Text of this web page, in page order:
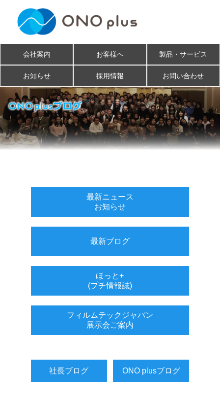
会社案内 お客様へ 製品・サービス
お知らせ 採用情報 お問い合わせ
最新ニュース
お知らせ
最新ブログ
ほっと+
(プチ情報誌)
フィルムテックジャパン
展示会ご案内
社長ブログ ONO plusブログ